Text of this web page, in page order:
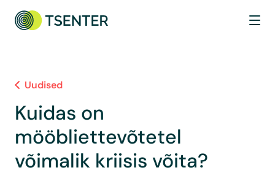
Uudised
Kuidas on
mööbliettevõtetel
võimalik kriisis võita?